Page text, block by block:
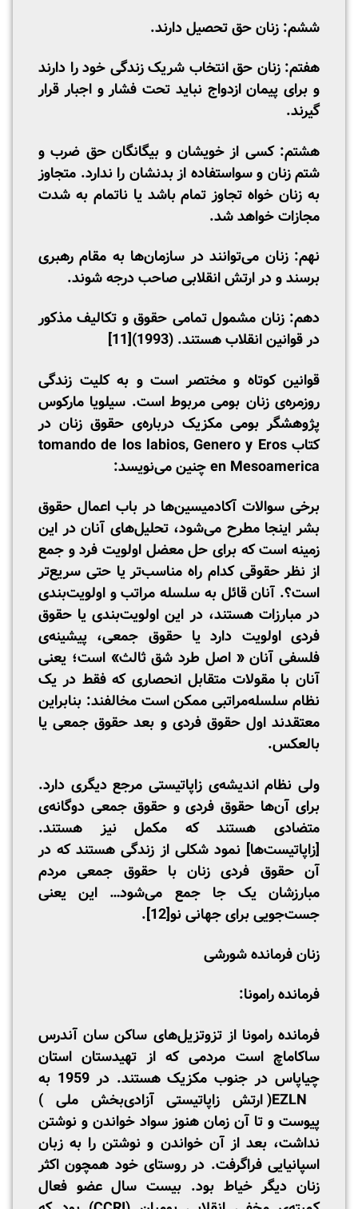
ششم: زنان حق تحصیل دارند.
هفتم: زنان حق انتخاب شریک زندگی خود را دارند
و برای پیمان ازدواج نباید تحت فشار و اجبار قرار
گیرند.
هشتم: کسی از خویشان و بیگانگان حق ضرب و
شتم زنان و سواستفاده از بدنشان را ندارد. متجاوز
به زنان خواه تجاوز تمام باشد یا ناتمام به شدت
مجازات خواهد شد.
نهم: زنان می‌توانند در سازمان‌ها به مقام رهبری
برسند و در ارتش انقلابی صاحب درجه شوند.
دهم: زنان مشمول تمامی حقوق و تکالیف مذکور
در قوانین انقلاب هستند. (1993)
[11]
قوانین کوتاه و مختصر است و به کلیت زندگی
روزمره‌ی زنان بومی مربوط است. سیلویا مارکوس
پژوهشگر بومی مکزیک درباره‌ی حقوق زنان در
کتاب tomando de los labios, Genero y Eros
en Mesoamerica چنین می‌نویسد:
برخی سوالات آکادمیسین‌ها در باب اعمال حقوق
بشر اینجا مطرح می‌شود، تحلیل‌های آنان در این
زمینه است که برای حل معضل اولویت فرد و جمع
از نظر حقوقی کدام راه مناسب‌تر یا حتی سریع‌تر
است؟. آنان قائل به سلسله مراتب و اولویت‌بندی
در مبارزات هستند، در این اولویت‌بندی یا حقوق
فردی اولویت دارد یا حقوق جمعی، پیشینه‌ی
فلسفی آنان « اصل طرد شق ثالث» است؛ یعنی
آنان با مقولات متقابل انحصاری که فقط در یک
نظام سلسله‌مراتبی ممکن است مخالفند: بنابراین
معتقدند اول حقوق فردی و بعد حقوق جمعی یا
بالعکس.
ولی نظام اندیشه‌ی زاپاتیستی مرجع دیگری دارد.
برای آن‌ها حقوق فردی و حقوق جمعی دوگانه‌ی
متضادی هستند که مکمل نیز هستند.
[زاپاتیست‌ها] نمود شکلی از زندگی هستند که در
آن حقوق فردی زنان با حقوق جمعی مردم
مبارزشان یک جا جمع می‌شود… این یعنی
جست‌جویی برای جهانی نو[12]
.
زنان فرمانده شورشی
فرمانده رامونا:
فرمانده رامونا از تزوتزیل‌های ساکن سان آندرس
ساکاماچ است مردمی که از تهیدستان استان
چیاپاس در جنوب مکزیک هستند. در 1959 به
EZLN( ارتش زاپاتیستی آزادی‌بخش ملی )
پیوست و تا آن زمان هنوز سواد خواندن و نوشتن
نداشت، بعد از آن خواندن و نوشتن را به زبان
اسپانیایی فراگرفت. در روستای خود همچون اکثر
زنان دیگر خیاط بود. بیست سال عضو فعال